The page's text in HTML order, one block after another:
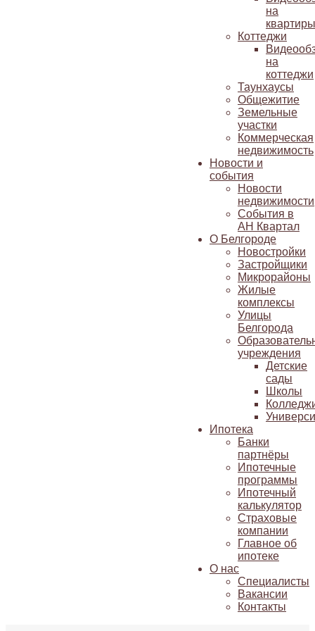
на
квартиры
Коттеджи
на
коттеджи
Таунхаусы
Общежитие
Земельные
участки
Коммерческая
недвижимость
Новости и
события
Новости
недвижимости
События в
АН Квартал
О Белгороде
Новостройки
Застройщики
Микрорайоны
Жилые
комплексы
Улицы
Белгорода
учреждения
Детские
сады
Школы
Ипотека
Банки
партнёры
Ипотечные
программы
Ипотечный
калькулятор
Страховые
компании
Главное об
ипотеке
О нас
Специалисты
Вакансии
Контакты